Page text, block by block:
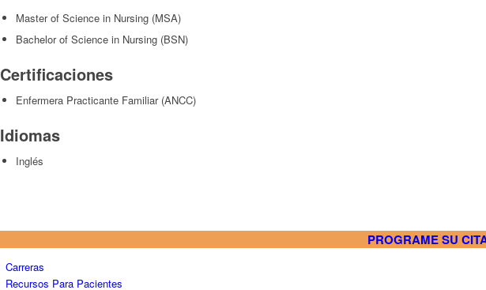
Master of Science in Nursing (MSA)
Bachelor of Science in Nursing (BSN)
Certificaciones
Enfermera Practicante Familiar (ANCC)
Idiomas
Inglés
PROGRAME SU
Carreras
Recursos Para Pacientes